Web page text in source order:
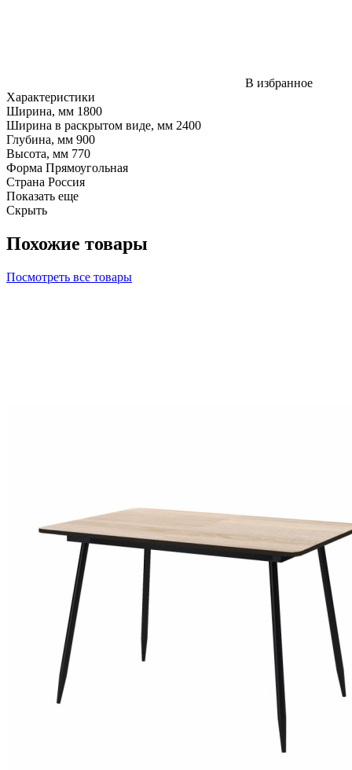
В избранное
Характеристики
Ширина, мм 1800
Ширина в раскрытом виде, мм 2400
Глубина, мм 900
Высота, мм 770
Форма Прямоугольная
Страна Россия
Показать еще
Скрыть
Похожие товары
Посмотреть все товары